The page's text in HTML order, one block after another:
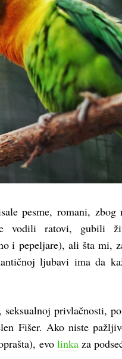
pesme, romani, zbog
vodili ratovi, gubili
i pepeljare), ali šta mi,
ljubavi ima da
privlačnosti,
Fišer. Ako niste
evo linkaza